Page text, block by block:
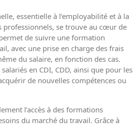
essentielle à l’employabilité et à la
professionnels, se trouve au cœur de
de suivre une formation
avec une prise en charge des frais
du salaire, en fonction des cas.
salariés en CDI, CDD, ainsi que pour les
de nouvelles compétences ou
l’accès à des formations
du marché du travail. Grâce à